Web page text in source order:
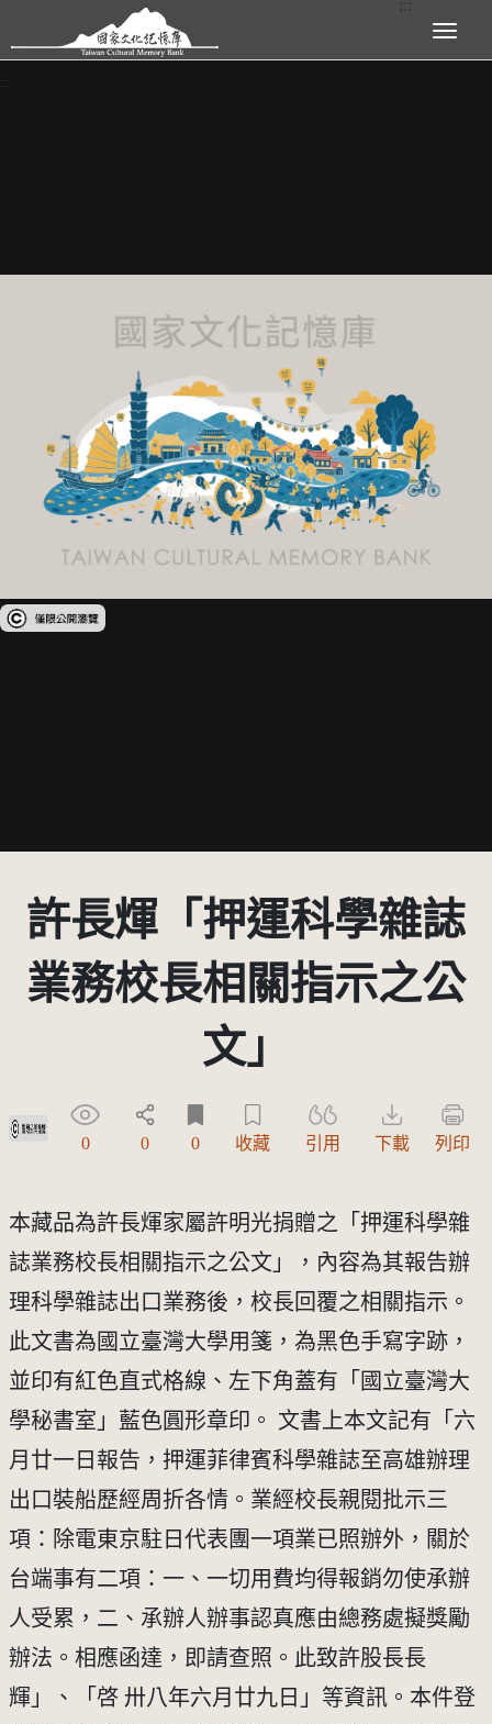
跳到主要內容區塊 展開選單
:::
受著作權法保護-僅限於本平台有限度公開瀏覽
許長煇「押運科學雜誌
業務校長相關指示之公
文」
受著作權法保護-僅限於本平台有限度公開瀏覽
0 0 0 收藏 引用 下載 列印
本藏品為許長煇家屬許明光捐贈之「押運科學雜
誌業務校長相關指示之公文」，內容為其報告辦
理科學雜誌出口業務後，校長回覆之相關指示。
此文書為國立臺灣大學用箋，為黑色手寫字跡，
並印有紅色直式格線、左下角蓋有「國立臺灣大
學秘書室」藍色圓形章印。 文書上本文記有「六
月廿一日報告，押運菲律賓科學雜誌至高雄辦理
出口裝船歷經周折各情。業經校長親閱批示三
項：除電東京駐日代表團一項業已照辦外，關於
台端事有二項：一、一切用費均得報銷勿使承辦
人受累，二、承辦人辦事認真應由總務處擬獎勵
辦法。相應函達，即請查照。此致許股長長
輝」、「啓 卅八年六月廿九日」等資訊。本件登